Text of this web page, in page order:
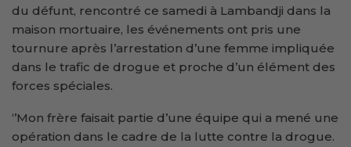
du défunt, rencontré ce samedi à Lambandji dans la
maison mortuaire, les événements ont pris une
tournure après l’arrestation d’une femme impliquée
dans le trafic de drogue et proche d’un élément des
forces spéciales.
‘’Mon frère faisait partie d’une équipe qui a mené une
opération dans le cadre de la lutte contre la drogue.